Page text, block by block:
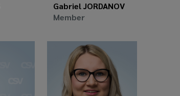
Gabriel JORDANOV
Member